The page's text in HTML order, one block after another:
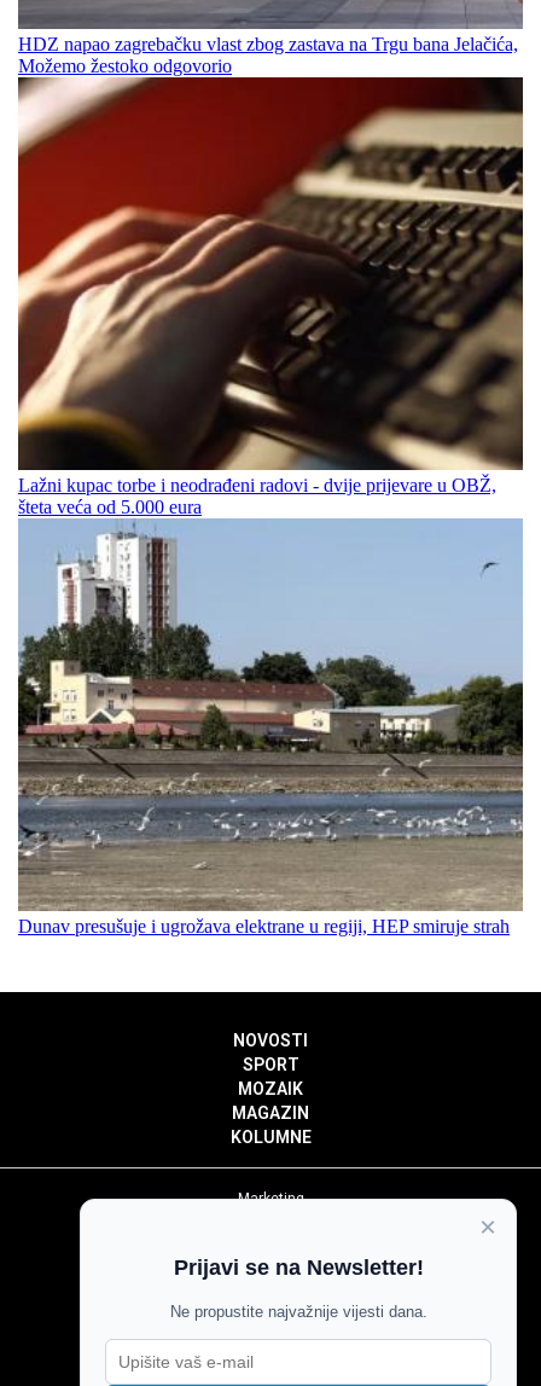
HDZ napao zagrebačku vlast zbog zastava na Trgu bana Jelačića,
Možemo žestoko odgovorio
Lažni kupac torbe i neodrađeni radovi - dvije prijevare u OBŽ,
šteta veća od 5.000 eura
Dunav presušuje i ugrožava elektrane u regiji, HEP smiruje strah
NOVOSTI
SPORT
MOZAIK
MAGAZIN
KOLUMNE
Marketing
Impressum
Pravila komentiranja
Agroglas
×
Prijavi se na Newsletter!
Ne propustite najvažnije vijesti dana.